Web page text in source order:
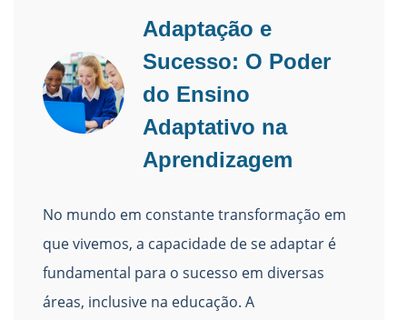
Adaptação e
Sucesso: O Poder
do Ensino
Adaptativo na
Aprendizagem
No mundo em constante transformação em
que vivemos, a capacidade de se adaptar é
fundamental para o sucesso em diversas
áreas, inclusive na educação. A